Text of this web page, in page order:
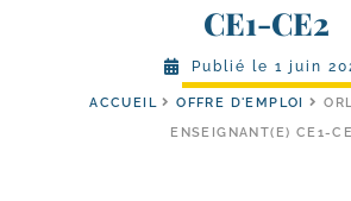
CE1-CE2
Publié le 1 juin
ACCUEIL OFFRE D'EMPLOI
ENSEIGNANT(E) CE1-